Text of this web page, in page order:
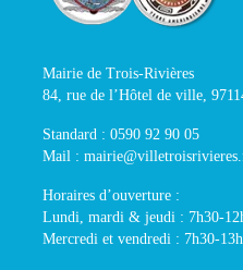
Mairie de Trois-Rivières
84, rue de l’Hôtel de ville,
Standard : 0590 92 90 05
Mail :
Horaires d’ouverture :
Lundi, mardi & jeudi : 7h30-
Mercredi et vendredi : 7h30-13h